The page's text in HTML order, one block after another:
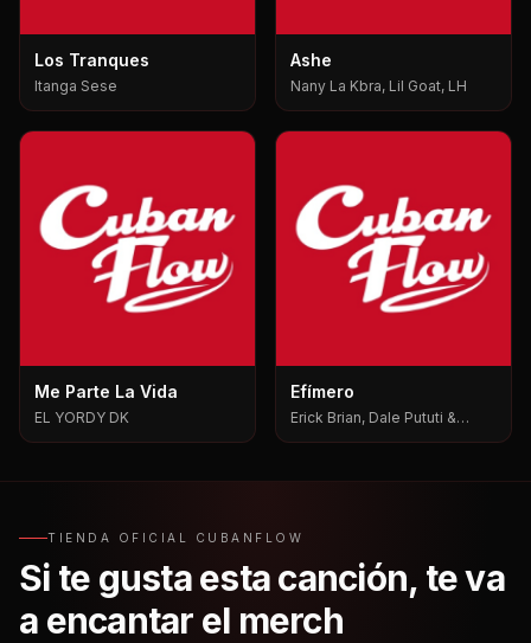
Los Tranques
Itanga Sese
Ashe
Nany La Kbra, Lil Goat, LH
Me Parte La Vida
EL YORDY DK
Efímero
Erick Brian, Dale Pututi &
TIENDA OFICIAL CUBANFLOW
Si te gusta esta canción, te va
a encantar el merch